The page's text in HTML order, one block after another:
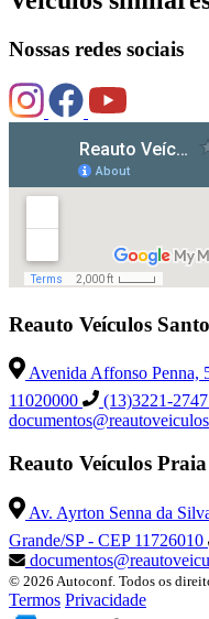
Nossas redes sociais
Reauto Veículos
Avenida Affonso Penna,
11020000
(13)3221-2747
Reauto Veículos
Av. Ayrton Senna da
Grande/SP - CEP 11726010
© 2026 Autoconf. Todos os
Termos Privacidade